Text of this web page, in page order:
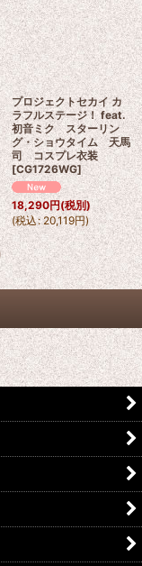
プロジェクトセカイ カ
ラフルステージ！ feat.
初音ミク スターリン
グ・ショウタイム 天馬
司 コスプレ衣装
[CG1726WG]
18,290円(税別)
(税込: 20,119円)